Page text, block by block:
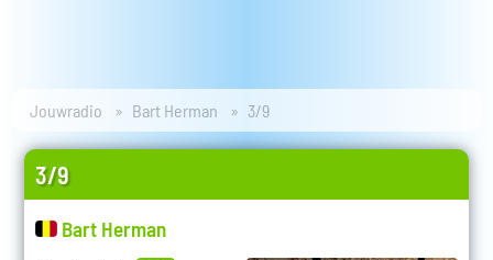
Jouwradio Bart Herman 3/9
3/9
Bart Herman